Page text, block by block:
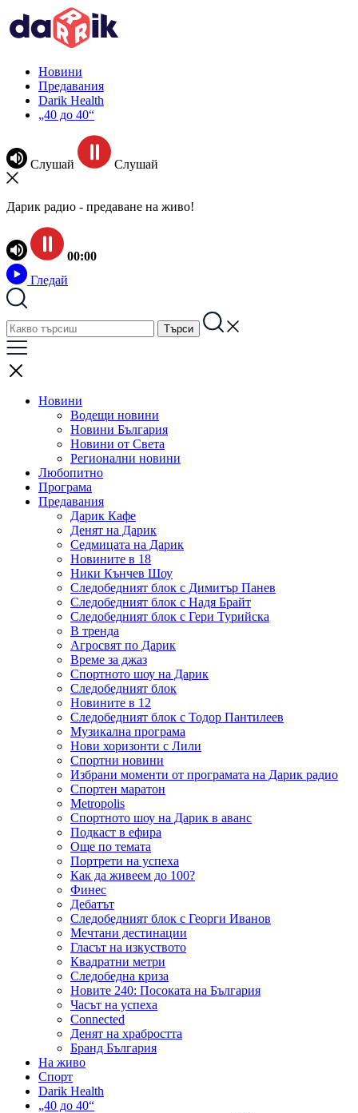
Новини
Предавания
Darik Health
„40 до 40“
Слушай Слушай
Дарик радио - предаване на живо!
00:00
Гледай
Новини
Водещи новини
Новини България
Новини от Света
Регионални новини
Любопитно
Програма
Предавания
Дарик Кафе
Денят на Дарик
Седмицата на Дарик
Новините в 18
Ники Кънчев Шоу
Следобедният блок с Димитър Панев
Следобедният блок с Надя Брайт
Следобедният блок с Гери Турийска
В тренда
Агросвят по Дарик
Време за джаз
Спортното шоу на Дарик
Следобедният блок
Новините в 12
Следобедният блок с Тодор Пантилеев
Музикална програма
Нови хоризонти с Лили
Спортни новини
Избрани моменти от програмата на Дарик радио
Спортен маратон
Metropolis
Спортното шоу на Дарик в аванс
Подкаст в ефира
Още по темата
Портрети на успеха
Как да живеем до 100?
Финес
Дебатът
Следобедният блок с Георги Иванов
Мечтани дестинации
Гласът на изкуството
Квадратни метри
Следобедна криза
Новите 240: Посоката на България
Часът на успеха
Connected
Денят на храбростта
Бранд България
На живо
Спорт
Darik Health
„40 до 40“